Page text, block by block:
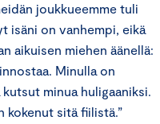
joukkueemme tuli
isäni on vanhempi, eikä
aikuisen miehen äänellä:
Minulla on
minua huligaaniksi.
kokenut sitä fiilistä.”